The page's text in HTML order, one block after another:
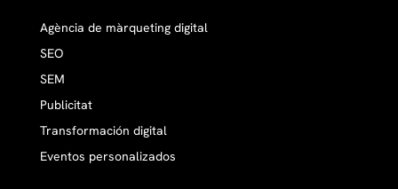
Agència de màrqueting digital
SEO
SEM
Publicitat
Transformación digital
Eventos personalizados